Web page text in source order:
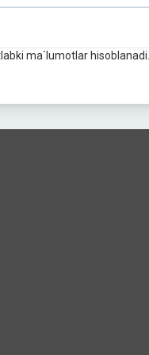
ma`lumotlar hisoblanadi.